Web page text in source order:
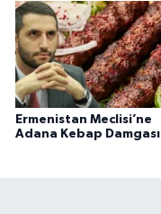
Ermenistan Meclisi’ne
Adana Kebap Damgası